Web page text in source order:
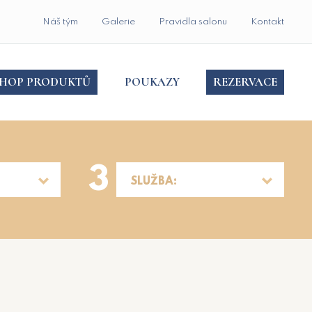
Náš tým Galerie Pravidla salonu Kontakt
PRODUKTŮ POUKAZY REZERVACE
3 SLUŽBA: